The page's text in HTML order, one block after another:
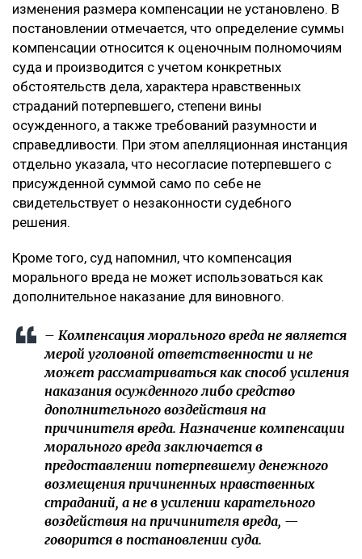
изменения размера компенсации не установлено. В
постановлении отмечается, что определение суммы
компенсации относится к оценочным полномочиям
суда и производится с учетом конкретных
обстоятельств дела, характера нравственных
страданий потерпевшего, степени вины
осужденного, а также требований разумности и
справедливости. При этом апелляционная инстанция
отдельно указала, что несогласие потерпевшего с
присужденной суммой само по себе не
свидетельствует о незаконности судебного
решения.
Кроме того, суд напомнил, что компенсация
морального вреда не может использоваться как
дополнительное наказание для виновного.
– Компенсация морального вреда не является
мерой уголовной ответственности и не
может рассматриваться как способ усиления
наказания осужденного либо средство
дополнительного воздействия на
причинителя вреда. Назначение компенсации
морального вреда заключается в
предоставлении потерпевшему денежного
возмещения причиненных нравственных
страданий, а не в усилении карательного
воздействия на причинителя вреда, —
говорится в постановлении суда.